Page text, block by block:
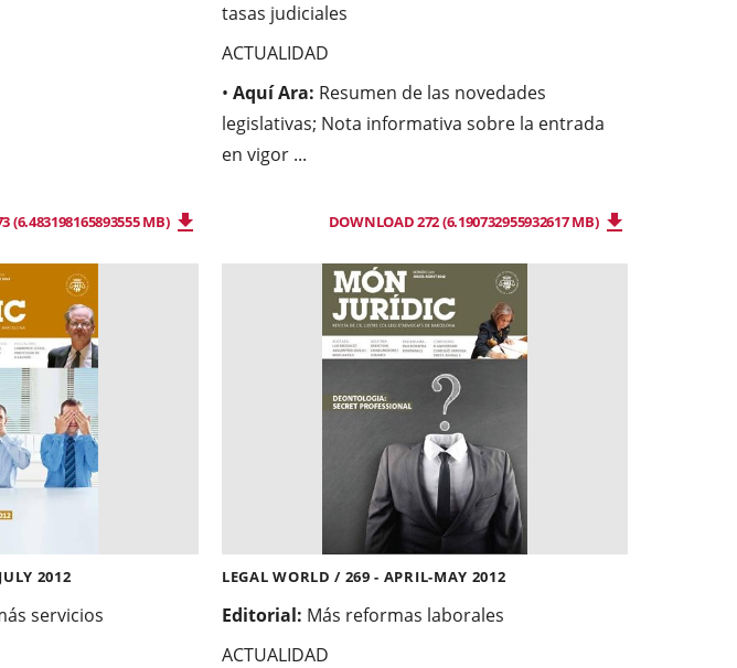
(6.483198165893555 MB)
tasas judiciales
ACTUALIDAD
• Aquí Ara: Resumen de las novedades
legislativas; Nota informativa sobre la entrada
en vigor ...
DOWNLOAD 272 (6.190732955932617 MB)
2012
servicios
LEGAL WORLD / 269 - APRIL-MAY 2012
Editorial: Más reformas laborales
ACTUALIDAD